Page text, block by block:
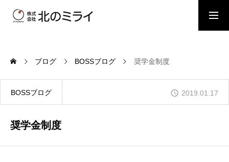
会社概要
事業内容
ブログ BOSSブログ 奨学金制度
BOSSブログ 2019.01.17
奨学金制度